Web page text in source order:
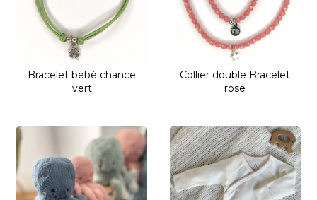
Bracelet bébé chance
vert
Collier double Bracelet
rose